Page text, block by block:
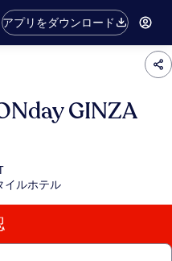
アプリをダウンロード
GINZA
イルホテル